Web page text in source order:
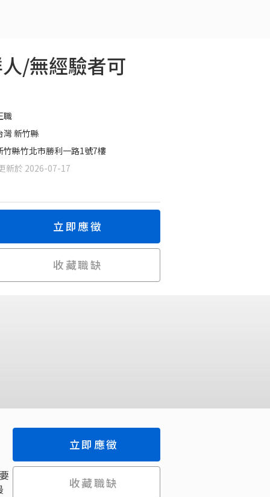
/無經驗者可
職
灣 新竹縣
竹縣竹北市勝利一路1號7樓
新於 2026-07-17
立即應徵
收藏職缺
立即應徵
收藏職缺